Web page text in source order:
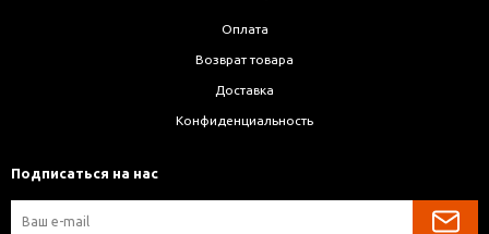
Оплата
Возврат товара
Доставка
Конфиденциальность
Подписаться на нас